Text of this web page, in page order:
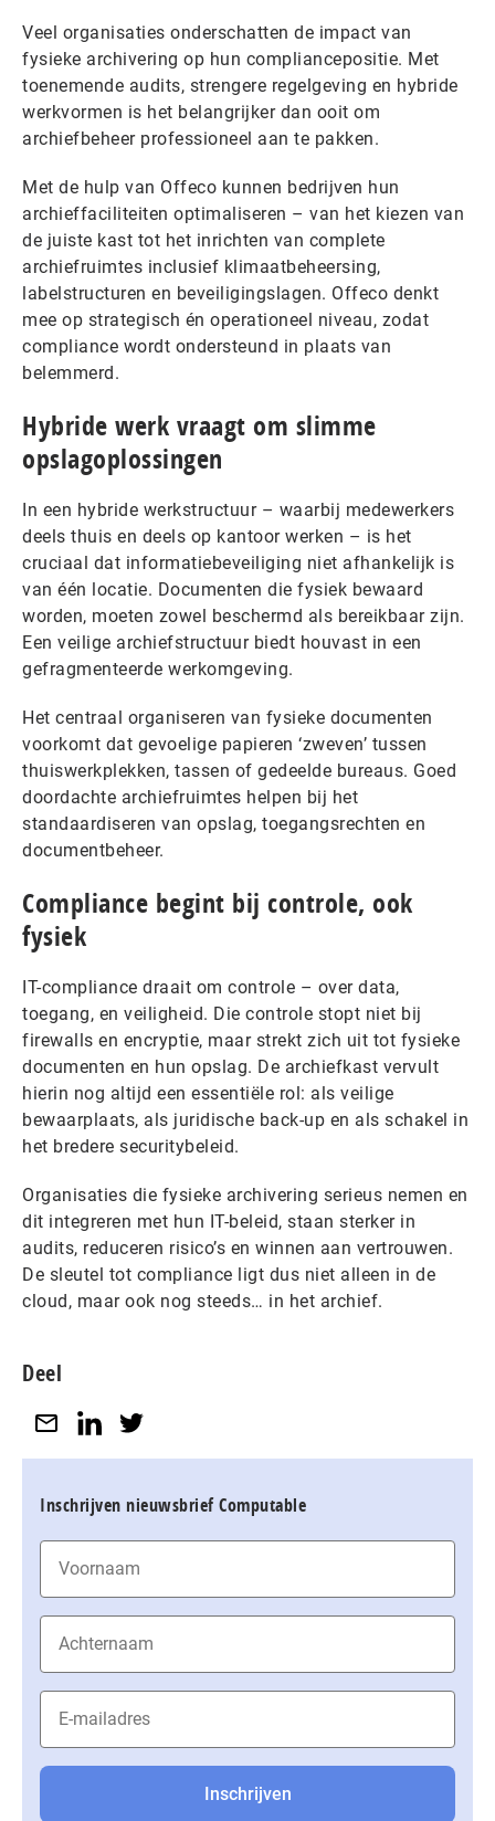
Veel organisaties onderschatten de impact van
fysieke archivering op hun compliancepositie. Met
toenemende audits, strengere regelgeving en hybride
werkvormen is het belangrijker dan ooit om
archiefbeheer professioneel aan te pakken.
Met de hulp van Offeco kunnen bedrijven hun
archieffaciliteiten optimaliseren – van het kiezen van
de juiste kast tot het inrichten van complete
archiefruimtes inclusief klimaatbeheersing,
labelstructuren en beveiligingslagen. Offeco denkt
mee op strategisch én operationeel niveau, zodat
compliance wordt ondersteund in plaats van
belemmerd.
Hybride werk vraagt om slimme
opslagoplossingen
In een hybride werkstructuur – waarbij medewerkers
deels thuis en deels op kantoor werken – is het
cruciaal dat informatiebeveiliging niet afhankelijk is
van één locatie. Documenten die fysiek bewaard
worden, moeten zowel beschermd als bereikbaar zijn.
Een veilige archiefstructuur biedt houvast in een
gefragmenteerde werkomgeving.
Het centraal organiseren van fysieke documenten
voorkomt dat gevoelige papieren ‘zweven’ tussen
thuiswerkplekken, tassen of gedeelde bureaus. Goed
doordachte archiefruimtes helpen bij het
standaardiseren van opslag, toegangsrechten en
documentbeheer.
Compliance begint bij controle, ook
fysiek
IT-compliance draait om controle – over data,
toegang, en veiligheid. Die controle stopt niet bij
firewalls en encryptie, maar strekt zich uit tot fysieke
documenten en hun opslag. De archiefkast vervult
hierin nog altijd een essentiële rol: als veilige
bewaarplaats, als juridische back-up en als schakel in
het bredere securitybeleid.
Organisaties die fysieke archivering serieus nemen en
dit integreren met hun IT-beleid, staan sterker in
audits, reduceren risico’s en winnen aan vertrouwen.
De sleutel tot compliance ligt dus niet alleen in de
cloud, maar ook nog steeds… in het archief.
Deel
Inschrijven nieuwsbrief Computable